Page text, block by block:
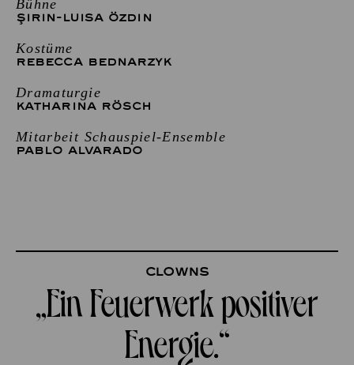
Bühne
ŞIRIN-LUISA ÖZDIN
Kostüme
REBECCA BEDNARZYK
Dramaturgie
KATHARINA RÖSCH
Mitarbeit Schauspiel-Ensemble
PABLO ALVARADO
Clowns
„Ein Feuerwerk positiver
Energie.“